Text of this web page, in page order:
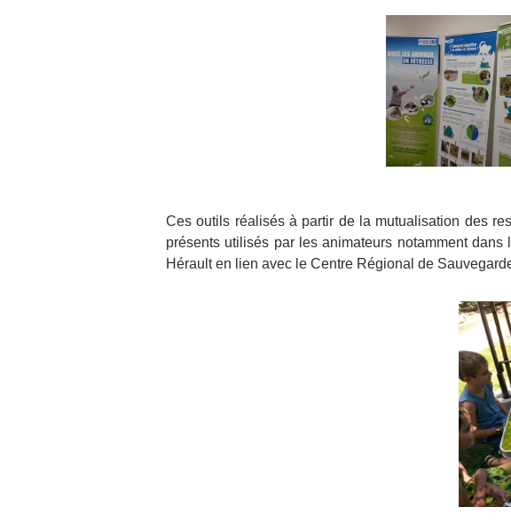
Ces outils réalisés à partir de la mutualisation des
présents utilisés par les animateurs notamment
Hérault en lien avec le Centre Régional de